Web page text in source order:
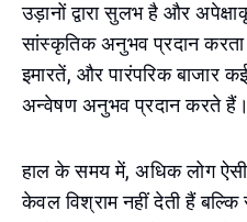
उड़ानों द्वारा सुलभ है और
सांस्कृतिक अनुभव प्रदान करता
इमारतें, और पारंपरिक बाजार
अन्वेषण अनुभव प्रदान करते हैं।
हाल के समय में, अधिक लोग
केवल विश्राम नहीं देती हैं